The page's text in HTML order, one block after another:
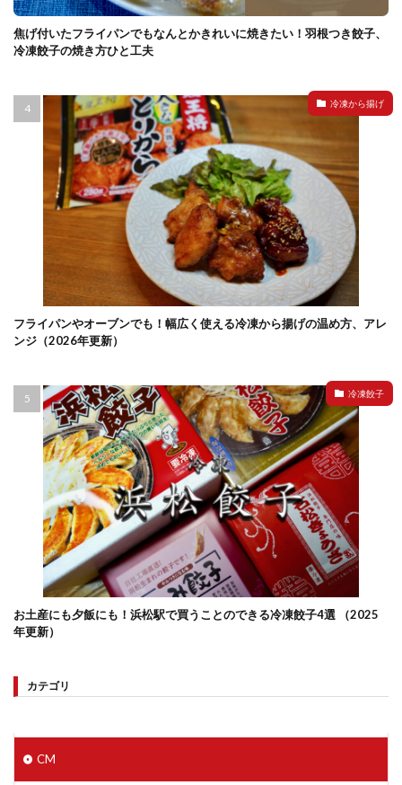
焦げ付いたフライパンでもなんとかきれいに焼きたい！羽根つき餃子、
冷凍餃子の焼き方ひと工夫
冷凍から揚げ
フライパンやオーブンでも！幅広く使える冷凍から揚げの温め方、アレ
ンジ（2026年更新）
冷凍餃子
お土産にも夕飯にも！浜松駅で買うことのできる冷凍餃子4選 （2025
年更新）
カテゴリ
CM